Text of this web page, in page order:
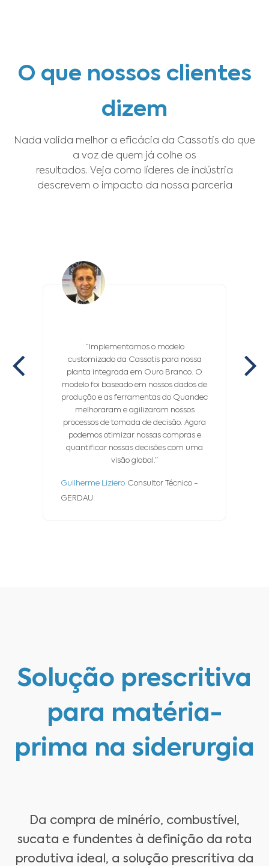
O que nossos clientes
dizem
Nada valida melhor a eficácia da Cassotis do que
a voz de quem já colhe os
resultados. Veja como líderes de indústria
descrevem o impacto da nossa parceria
“Implementamos o modelo
customizado da Cassotis para nossa
planta integrada em Ouro Branco. O
modelo foi baseado em nossos dados de
produção e as ferramentas do Quandec
melhoraram e agilizaram nossos
processos de tomada de decisão. Agora
podemos otimizar nossas compras e
quantificar nossas decisões com uma
visão global.”
Guilherme Liziero Consultor Técnico -
GERDAU
Solução prescritiva
para matéria-
prima na siderurgia
Da compra de minério, combustível,
sucata e fundentes à definição da rota
produtiva ideal, a solução prescritiva da